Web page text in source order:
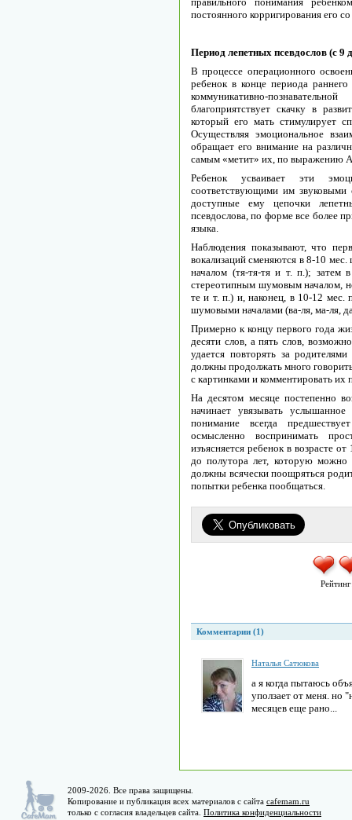
постоянного корригирования его
Период лепетных псевдослов (с 9
В процессе операционного
ребенок в конце периода
коммуникативно-
благоприятствует скачку в
который его мать стимулирует
Осуществляя эмоциональное
обращает его внимание на
самым «метит» их, по выражению
Ребенок усваивает эти
соответствующими им
доступные ему цепочки
псевдослова, по форме все более
языка.
Наблюдения показывают, что
вокализаций сменяются в 8-10
началом (тя-тя-тя и т. п.); затем
стереотипным шумовым началом,
те и т. п.) и, наконец, в 10-12 мес.
шумовыми началами (ва-ля, ма-ля,
Примерно к концу первого года
десяти слов, а пять слов,
удается повторять за
должны продолжать много
с картинками и комментировать их
На десятом месяце постепенно
начинает увязывать
понимание всегда
осмысленно воспринимать
изъясняется ребенок в возрасте
до полутора лет, которую можно
должны всячески поощряться
попытки ребенка пообщаться.
Комментарии (1)
Наталья Сатюкова
а я когда пытаюсь
уползает от меня. но
месяцев еще рано...
2009-2026. Все права защищены.
Копирование и публикация всех материалов с сайта cafemam.ru
только с согласия владельцев сайта. Политика конфиденциальности